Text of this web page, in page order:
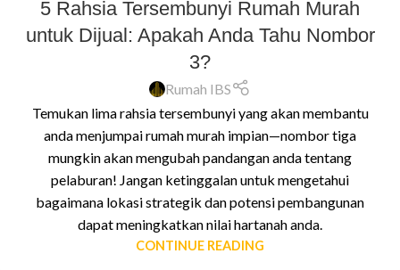
5 Rahsia Tersembunyi Rumah Murah
untuk Dijual: Apakah Anda Tahu Nombor
3?
Rumah IBS
Temukan lima rahsia tersembunyi yang akan membantu
anda menjumpai rumah murah impian—nombor tiga
mungkin akan mengubah pandangan anda tentang
pelaburan! Jangan ketinggalan untuk mengetahui
bagaimana lokasi strategik dan potensi pembangunan
dapat meningkatkan nilai hartanah anda.
CONTINUE READING